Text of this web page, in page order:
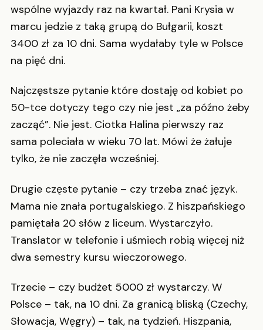
wspólne wyjazdy raz na kwartał. Pani Krysia w
marcu jedzie z taką grupą do Bułgarii, koszt
3400 zł za 10 dni. Sama wydałaby tyle w Polsce
na pięć dni.
Najczęstsze pytanie które dostaję od kobiet po
50-tce dotyczy tego czy nie jest „za późno żeby
zacząć”. Nie jest. Ciotka Halina pierwszy raz
sama poleciała w wieku 70 lat. Mówi że żałuje
tylko, że nie zaczęła wcześniej.
Drugie częste pytanie – czy trzeba znać język.
Mama nie znała portugalskiego. Z hiszpańskiego
pamiętała 20 słów z liceum. Wystarczyło.
Translator w telefonie i uśmiech robią więcej niż
dwa semestry kursu wieczorowego.
Trzecie – czy budżet 5000 zł wystarczy. W
Polsce – tak, na 10 dni. Za granicą bliską (Czechy,
Słowacja, Węgry) – tak, na tydzień. Hiszpania,